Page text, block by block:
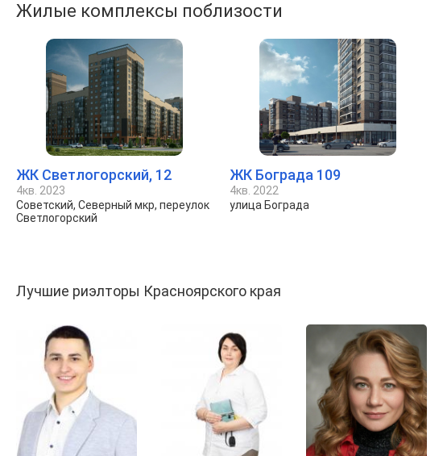
Жилые комплексы поблизости
ЖК Светлогорский, 12
4кв. 2023
Советский, Северный мкр, переулок
Светлогорский
ЖК Бограда 109
4кв. 2022
улица Бограда
Лучшие риэлторы Красноярского края